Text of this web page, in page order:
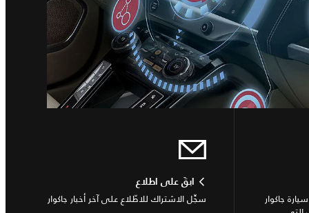
جاكوار
ابقَ على اطلاع
سجِّل الاشتراك للاطّلاع على آخر أخبار جاكوار